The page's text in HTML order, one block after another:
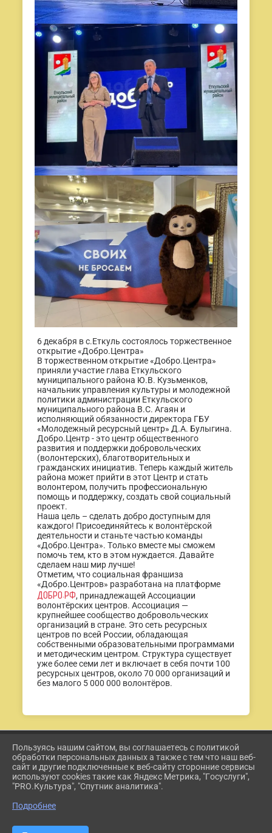
6 декабря в с.Еткуль состоялось торжественное
открытие «Добро.Центра»
В торжественном открытие «Добро.Центра»
приняли участие глава Еткульского
муниципального района Ю.В. Кузьменков,
начальник управления культуры и молодежной
политики администрации Еткульского
муниципального района В.С. Агаян и
исполняющий обязанности директора ГБУ
«Молодежный ресурсный центр» Д.А. Булыгина.
Добро.Центр - это центр общественного
развития и поддержки добровольческих
(волонтерских), благотворительных и
гражданских инициатив. Теперь каждый житель
района может прийти в этот Центр и стать
волонтером, получить профессиональную
помощь и поддержку, создать свой социальный
проект.
Наша цель – сделать добро доступным для
каждого! Присоединяйтесь к волонтёрской
деятельности и станьте частью команды
«Добро.Центра». Только вместе мы сможем
помочь тем, кто в этом нуждается. Давайте
сделаем наш мир лучше!
Отметим, что социальная франшиза
«Добро.Центров» разработана на платформе
ДОБРО.РФ, принадлежащей Ассоциации
волонтёрских центров. Ассоциация —
крупнейшее сообщество добровольческих
организаций в стране. Это сеть ресурсных
центров по всей России, обладающая
собственными образовательными программами
и методическим центром. Структура существует
уже более семи лет и включает в себя почти 100
ресурсных центров, около 70 000 организаций и
без малого 5 000 000 волонтёров.
2026 Г. ETKUL-KULTURA.RU
ВХОД
КАРТА САЙТА
ПОЛИТИКА ОБРАБОТКИ ПЕРСОНАЛЬНЫХ ДАННЫХ
СДЕЛАНО НА KUBCMS
Пользуясь нашим сайтом, вы соглашаетесь с политикой
обработки персональных данных а также с тем что наш веб-
сайт и другие подключенные к веб-сайту сторонние сервисы
используют cookies такие как Яндекс Метрика, "Госуслуги",
"PRO.Культура", "Спутник аналитика".
Подробнее